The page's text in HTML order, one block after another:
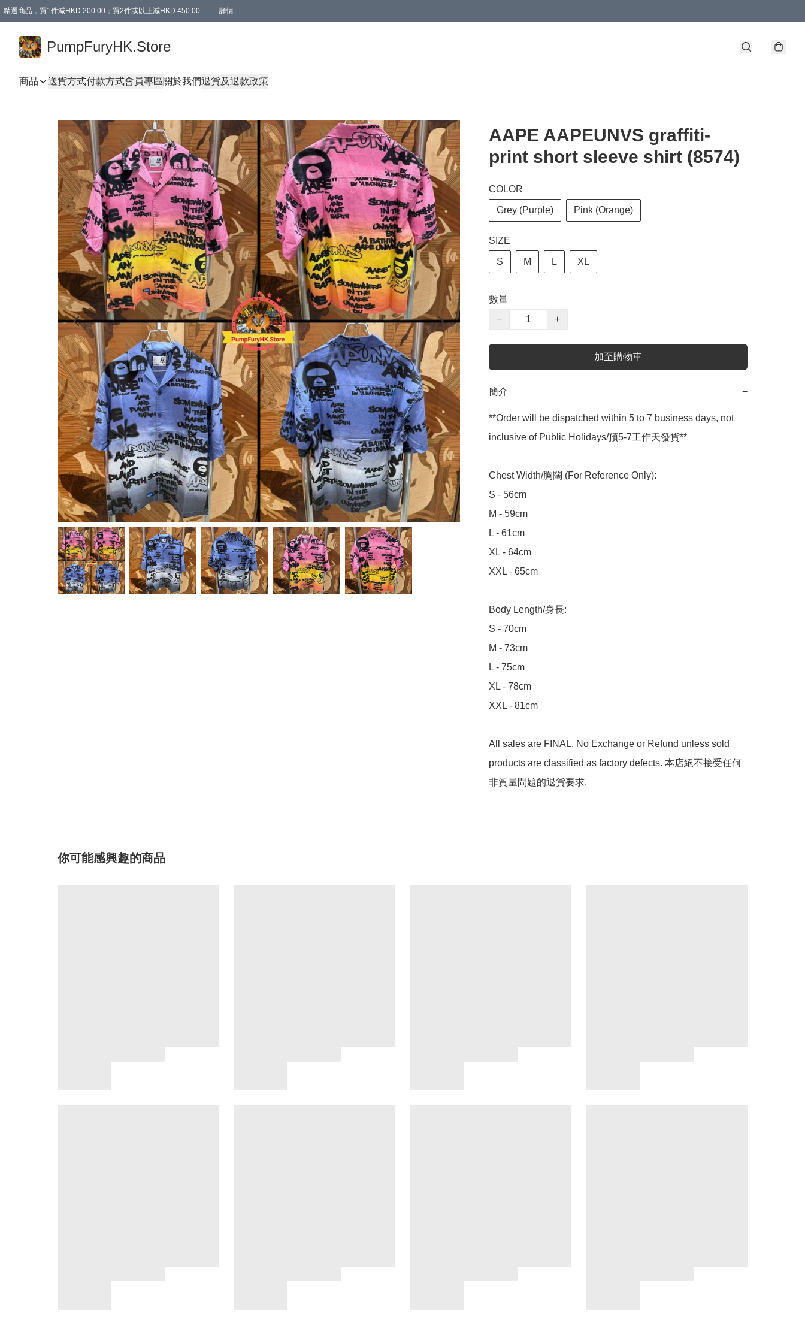
精選商品，買1件減HKD 200.00；買2件或以上減HKD 450.00 詳情
PumpFuryHK.Store
商品 送貨方式付款方式會員專區關於我們退貨及退款政策
AAPE AAPEUNVS graffiti-
print short sleeve shirt (8574)
COLOR
Grey (Purple) Pink (Orange)
SIZE
S M L XL
數量
−
+
加至購物車
簡介 −
**Order will be dispatched within 5 to 7 business days, not
inclusive of Public Holidays/預5-7工作天發貨**
Chest Width/胸闊 (For Reference Only):
S - 56cm
M - 59cm
L - 61cm
XL - 64cm
XXL - 65cm
Body Length/身長:
S - 70cm
M - 73cm
L - 75cm
XL - 78cm
XXL - 81cm
All sales are FINAL. No Exchange or Refund unless sold
products are classified as factory defects. 本店絕不接受任何
非質量問題的退貨要求.
你可能感興趣的商品